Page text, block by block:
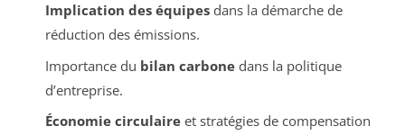
Implication des équipesdans la démarche de
réduction des émissions.
Importance du bilan carbonedans la politique
d’entreprise.
Économie circulaireet stratégies de compensation